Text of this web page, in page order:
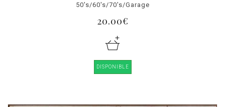
50's/60's/70's/Garage
20.00€
DISPONIBLE